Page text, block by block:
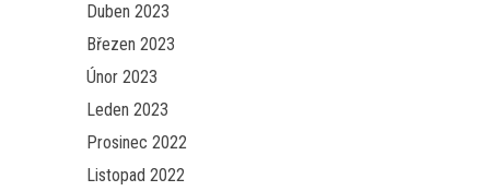
Duben 2023
Březen 2023
Únor 2023
Leden 2023
Prosinec 2022
Listopad 2022